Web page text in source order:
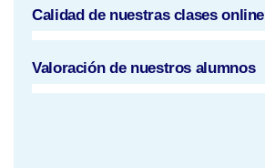
Calidad de nuestras clases online
Valoración de nuestros alumnos